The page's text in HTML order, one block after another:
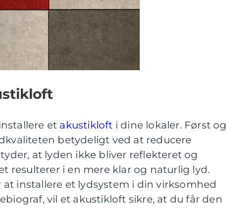
et akustikloft i dine lokaler. Først og
betydeligt ved at reducere
at lyden ikke bliver reflekteret og
resulterer i en mere klar og naturlig lyd.
installere et lydsystem i din virksomhed
vil et akustikloft sikre, at du får den